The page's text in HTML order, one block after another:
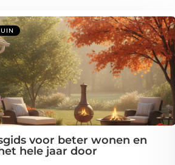
voor beter wonen en
hele jaar door